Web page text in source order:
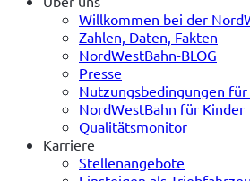
Willkommen bei der
Zahlen, Daten, Fakten
NordWestBahn-BLOG
Presse
Nutzungsbedingungen
NordWestBahn für Kinder
Qualitätsmonitor
Karriere
Stellenangebote